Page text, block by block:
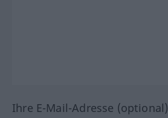
Ihre E-Mail-Adresse (optional)